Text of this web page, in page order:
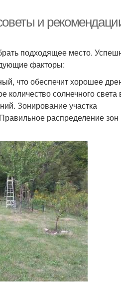
и
подходящее место.
факторы:
что обеспечит хорошее
солнечного света
Зонирование участка
распределение